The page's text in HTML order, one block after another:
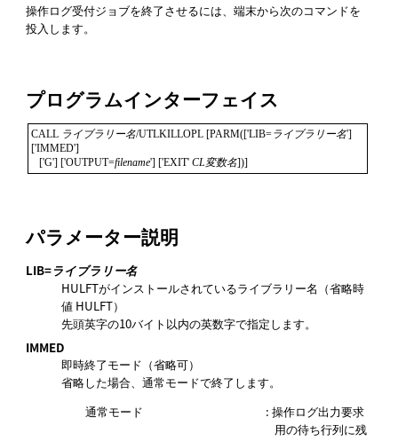
操作ログ受付ジョブを終了させるには、端末から次のコマンドを
投入します。
プログラムインターフェイス
CALL ライブラリー名/UTLKILLOPL [PARM(['LIB=ライブラリー名']
['IMMED']
   ['G'] ['OUTPUT=
filename'] ['EXIT' CL変数名])]
パラメーター説明
LIB=ライブラリー名
HULFTがインストールされているライブラリー名（省略時
値 HULFT）
先頭英字の10バイト以内の英数字で指定します。
IMMED
即時終了モード（省略可）
省略した場合、通常モードで終了します。
通常モード
: 操作ログ出力要求
用の待ち行列に残